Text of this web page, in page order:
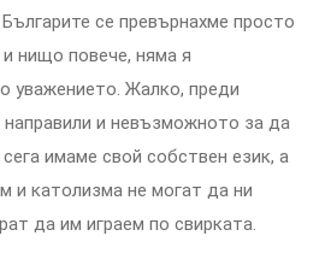
се превърнахме просто
нищо повече, няма я
уважението. Жалко, преди
направили и невъзможното за да
имаме свой собствен език, а
и католизма не могат да ни
да им играем по свирката.